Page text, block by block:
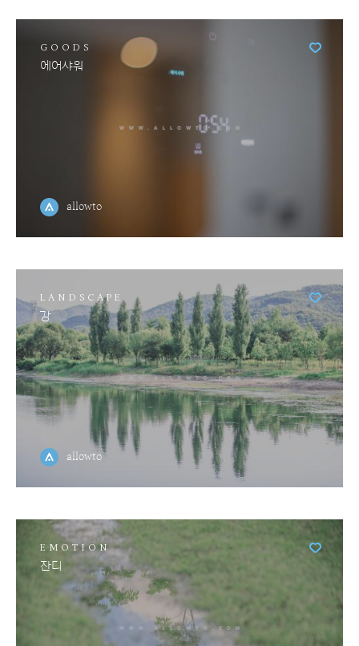
GOODS
에어샤워
allowto
LANDSCAPE
강
allowto
EMOTION
잔디